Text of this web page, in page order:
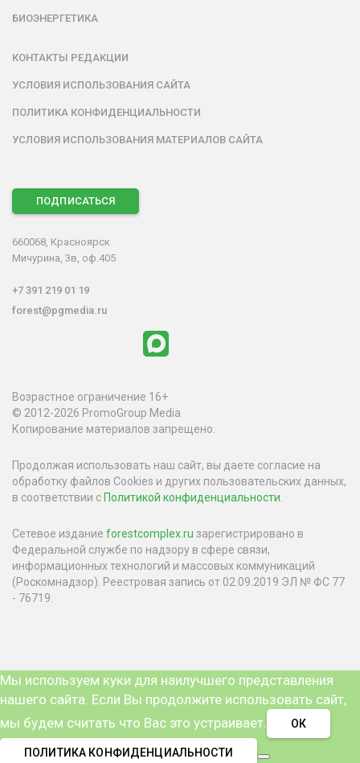
БИОЭНЕРГЕТИКА
КОНТАКТЫ РЕДАКЦИИ
УСЛОВИЯ ИСПОЛЬЗОВАНИЯ САЙТА
ПОЛИТИКА КОНФИДЕНЦИАЛЬНОСТИ
УСЛОВИЯ ИСПОЛЬЗОВАНИЯ МАТЕРИАЛОВ САЙТА
ПОДПИСАТЬСЯ
660068, Красноярск
Мичурина, 3в, оф.405
+7 391 219 01 19
forest@pgmedia.ru
Возрастное ограничение 16+
© 2012-2026 PromoGroup Media
Копирование материалов запрещено.
Продолжая использовать наш сайт, вы даете согласие на
обработку файлов Cookies и других пользовательских данных,
в соответствии с Политикой конфиденциальности
Сетевое издание forestcomplex.ru зарегистрировано в
Федеральной службе по надзору в сфере связи,
информационных технологий и массовых коммуникаций
(Роскомнадзор). Реестровая запись от 02.09.2019 ЭЛ № ФС 77
- 76719.
Мы используем куки для наилучшего представления
нашего сайта. Если Вы продолжите использовать сайт,
мы будем считать что Вас это устраивает.
ОК
ПОЛИТИКА КОНФИДЕНЦИАЛЬНОСТИ